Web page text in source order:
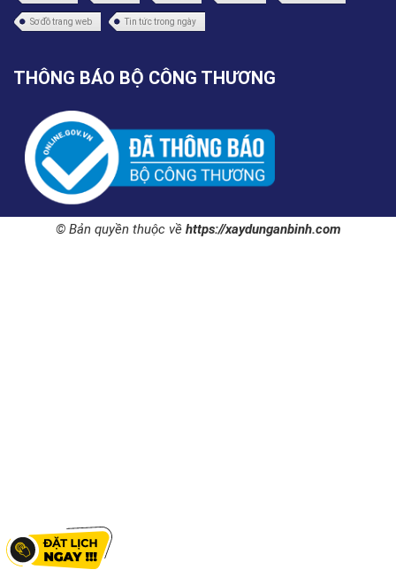
Sơ đồ trang web Tin tức trong ngày
THÔNG BÁO BỘ CÔNG THƯƠNG
© Bản quyền thuộc về https://xaydunganbinh.com